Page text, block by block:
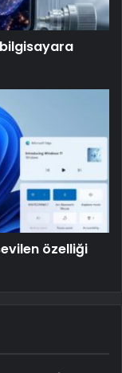
bilgisayara
özelliği